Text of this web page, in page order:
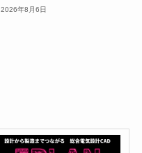
2026年8月6日